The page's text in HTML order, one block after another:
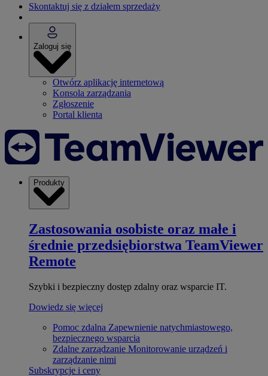
Skontaktuj się z działem sprzedaży
Zaloguj się
Otwórz aplikację internetową
Konsola zarządzania
Zgłoszenie
Portal klienta
Produkty
Zastosowania osobiste oraz małe i
średnie przedsiębiorstwa TeamViewer
Remote
Szybki i bezpieczny dostęp zdalny oraz wsparcie IT.
Dowiedz się więcej
Pomoc zdalna Zapewnienie natychmiastowego,
bezpiecznego wsparcia
Zdalne zarządzanie Monitorowanie urządzeń i
zarządzanie nimi
Subskrypcje i ceny